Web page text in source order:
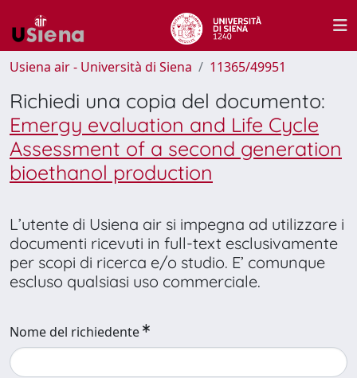
Usiena air - Università di Siena 11365/49951
Richiedi una copia del documento:
Emergy evaluation and Life Cycle
Assessment of a second generation
bioethanol production
L’utente di Usiena air si impegna ad utilizzare i
documenti ricevuti in full-text esclusivamente
per scopi di ricerca e/o studio. E’ comunque
escluso qualsiasi uso commerciale.
Nome del richiedente